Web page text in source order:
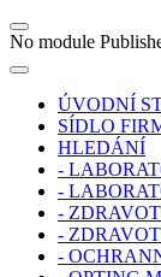
No module
ÚVODNÍ
SÍDLO
HLEDÁNÍ
-
-
-
-
-